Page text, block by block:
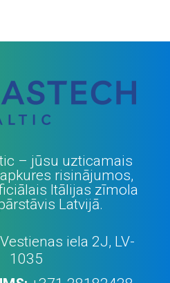
– jūsu uzticamais
risinājumos,
Itālijas zīmola
Latvijā.
iela 2J, LV-
1035